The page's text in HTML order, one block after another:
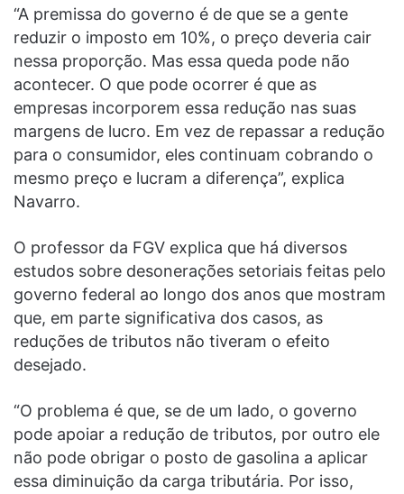
“A premissa do governo é de que se a gente
reduzir o imposto em 10%, o preço deveria cair
nessa proporção. Mas essa queda pode não
acontecer. O que pode ocorrer é que as
empresas incorporem essa redução nas suas
margens de lucro. Em vez de repassar a redução
para o consumidor, eles continuam cobrando o
mesmo preço e lucram a diferença”, explica
Navarro.
O professor da FGV explica que há diversos
estudos sobre desonerações setoriais feitas pelo
governo federal ao longo dos anos que mostram
que, em parte significativa dos casos, as
reduções de tributos não tiveram o efeito
desejado.
“O problema é que, se de um lado, o governo
pode apoiar a redução de tributos, por outro ele
não pode obrigar o posto de gasolina a aplicar
essa diminuição da carga tributária. Por isso,